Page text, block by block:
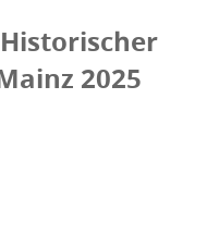
2025